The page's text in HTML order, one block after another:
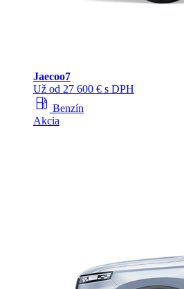
Jaecoo7
Už od 27 600 € s DPH
local_gas_station Benzín
Akcia